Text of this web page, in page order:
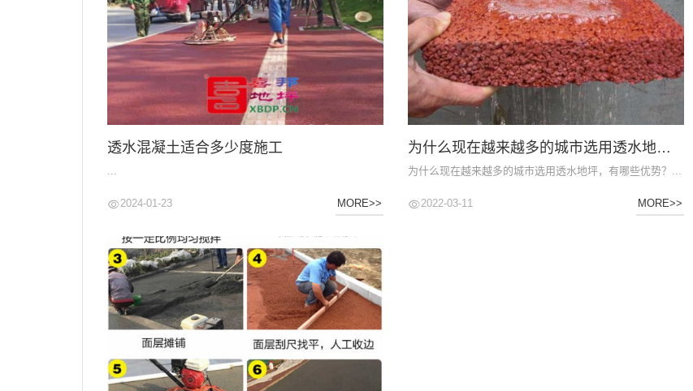
透水混凝土适合多少度施工
...
2024-01-23 MORE>>
为什么现在越来越多的城市选用透水地坪，有哪些优势？
为什么现在越来越多的城市选用透水地坪，有哪些优势？...
2022-03-11 MORE>>